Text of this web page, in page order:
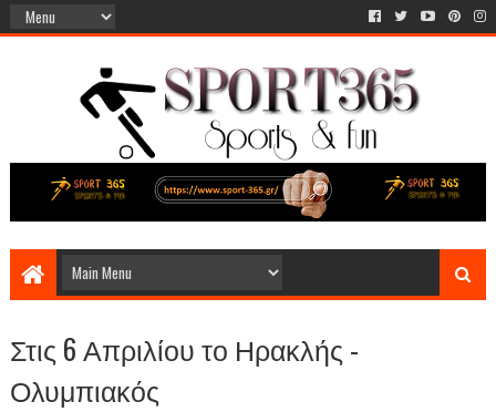
Στις 6 Απριλίου το Ηρακλής -
Ολυμπιακός